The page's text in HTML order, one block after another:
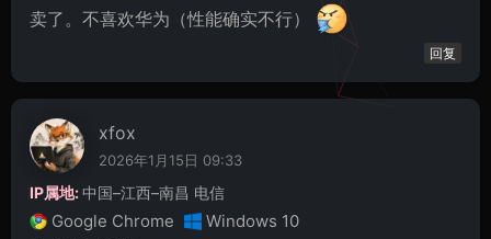
卖了。不喜欢华为（性能确实不行）
回复
xfox
2026年1月15日 09:33
IP属地:中国–江西–南昌 电信
Google Chrome Windows 10